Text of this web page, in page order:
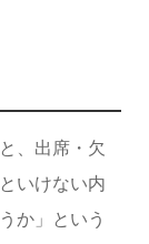
、出席・欠
いけない内
か」という